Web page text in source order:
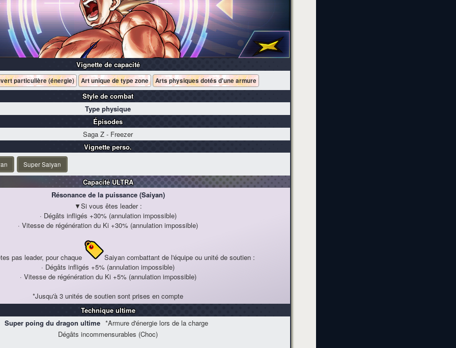
Vignette de capacité
particulière (énergie) Art unique de type zone Arts physiques dotés d'une armure
Style de combat
Type physique
Épisodes
Saga Z - Freezer
Vignette perso.
Super Saiyan
Capacité ULTRA
Résonance de la puissance (Saiyan)
▼Si vous êtes leader :
· Dégâts infligés +30% (annulation impossible)
· Vitesse de régénération du Ki +30% (annulation impossible)
pas leader, pour chaque Saiyancombattant de l'équipe ou unité de soutien :
· Dégâts infligés +5% (annulation impossible)
· Vitesse de régénération du Ki +5% (annulation impossible)
*Jusqu'à 3 unités de soutien sont prises en compte
Technique ultime
Super poing du dragon ultime *Armure d'énergie lors de la charge
Dégâts incommensurables (Choc)